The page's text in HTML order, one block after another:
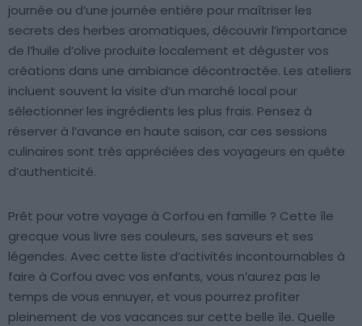
journée ou d’une journée entière pour maîtriser les
secrets des herbes aromatiques, découvrir l’importance
de l’huile d’olive produite localement et déguster vos
créations dans une ambiance décontractée. Les ateliers
incluent souvent la visite d’un marché local pour
sélectionner les ingrédients les plus frais. Pensez à
réserver à l’avance en haute saison, car ces sessions
culinaires sont très appréciées des voyageurs en quête
d’authenticité.
Prêt pour votre voyage à Corfou en famille ? Cette île
grecque vous livre ses couleurs, ses saveurs et ses
légendes. Avec cette liste d’activités incontournables à
faire à Corfou avec vos enfants, vous n’aurez pas le
temps de vous ennuyer, et vous pourrez profiter
pleinement de vos vacances sur cette belle île. Quelle